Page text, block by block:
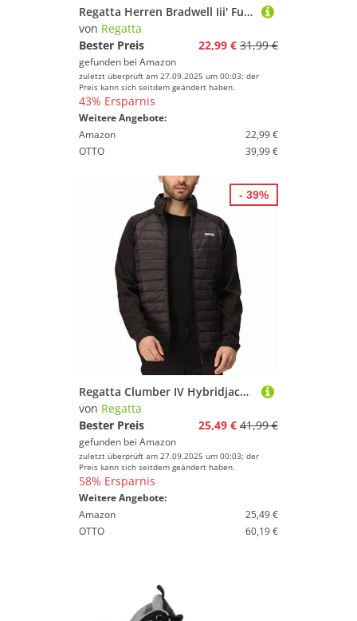
Regatta Herren Bradwell Iii' Full Zip Wind Resistant Softshell Gilet Westen, Schwarz, 3XL EU
von Regatta
Bester Preis
22,99 € 31,99 €
gefunden bei Amazon
zuletzt überprüft am 27.09.2025 um 00:03; der
Preis kann sich seitdem geändert haben.
43% Ersparnis
Weitere Angebote:
Amazon
22,99 €
OTTO
39,99 €
Regatta Clumber IV Hybridjacke für Herren mit Warmloft-Isolierung, perfekt zum Wandern, Spazierengehen und für Outdoor-Aktivitäten
von Regatta
Bester Preis
25,49 € 41,99 €
gefunden bei Amazon
zuletzt überprüft am 27.09.2025 um 00:03; der
Preis kann sich seitdem geändert haben.
58% Ersparnis
Weitere Angebote:
Amazon
25,49 €
OTTO
60,19 €
- 39%